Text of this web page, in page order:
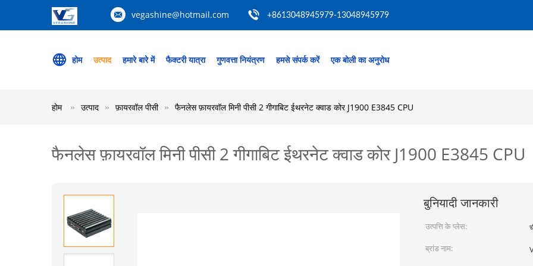
vegashine@hotmail.com +8613048945979-13048945979
होम उत्पाद हमारे बारे में फैक्टरी यात्रा गुणवत्ता नियंत्रण हमसे संपर्क करें एक बोली का अनुरोध
होम उत्पाद फ़ायरवॉल पीसी फैनलेस फ़ायरवॉल मिनी पीसी 2 गीगाबिट ईथरनेट क्वाड कोर J1900 E3845 CPU
फैनलेस फ़ायरवॉल मिनी पीसी 2 गीगाबिट ईथरनेट क्वाड कोर J1900 E3845 CPU
बुनियादी जानकारी
उत्पत्ति के प्लेस:
ब्रांड नाम: